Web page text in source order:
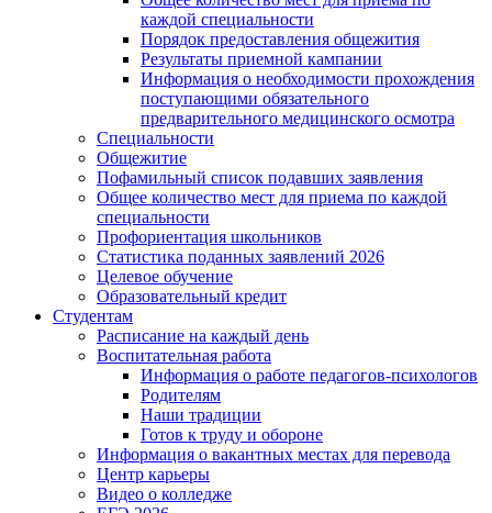
каждой специальности
Порядок предоставления общежития
Результаты приемной кампании
Информация о необходимости прохождения
поступающими обязательного
предварительного медицинского осмотра
Специальности
Общежитие
Пофамильный список подавших заявления
Общее количество мест для приема по каждой
специальности
Профориентация школьников
Статистика поданных заявлений 2026
Целевое обучение
Образовательный кредит
Студентам
Расписание на каждый день
Воспитательная работа
Информация о работе педагогов-психологов
Родителям
Наши традиции
Готов к труду и обороне
Информация о вакантных местах для перевода
Центр карьеры
Видео о колледже